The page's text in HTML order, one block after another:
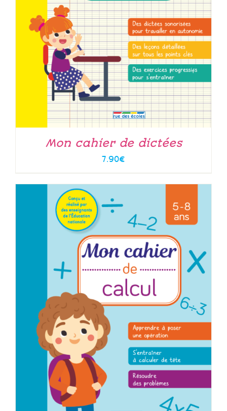
Mon cahier de dictées
7.90€